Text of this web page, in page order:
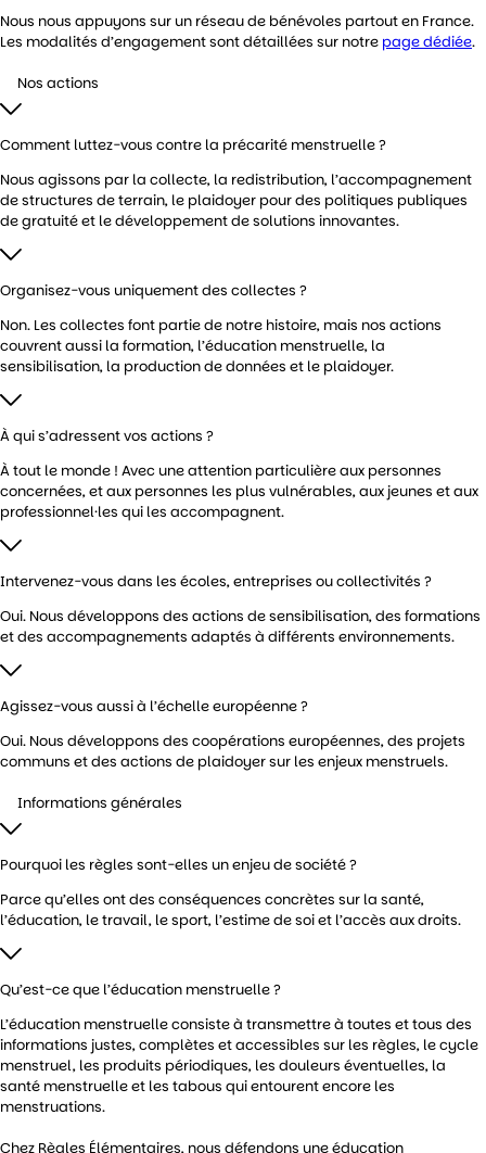
Nous nous appuyons sur un réseau de bénévoles partout en France.
Les modalités d’engagement sont détaillées sur notre page dédiée.
Nos actions
Comment luttez-vous contre la précarité menstruelle ?
Nous agissons par la collecte, la redistribution, l’accompagnement
de structures de terrain, le plaidoyer pour des politiques publiques
de gratuité et le développement de solutions innovantes.
Organisez-vous uniquement des collectes ?
Non. Les collectes font partie de notre histoire, mais nos actions
couvrent aussi la formation, l’éducation menstruelle, la
sensibilisation, la production de données et le plaidoyer.
À qui s’adressent vos actions ?
À tout le monde ! Avec une attention particulière aux personnes
concernées, et aux personnes les plus vulnérables, aux jeunes et aux
professionnel·les qui les accompagnent.
Intervenez-vous dans les écoles, entreprises ou collectivités ?
Oui. Nous développons des actions de sensibilisation, des formations
et des accompagnements adaptés à différents environnements.
Agissez-vous aussi à l’échelle européenne ?
Oui. Nous développons des coopérations européennes, des projets
communs et des actions de plaidoyer sur les enjeux menstruels.
Informations générales
Pourquoi les règles sont-elles un enjeu de société ?
Parce qu’elles ont des conséquences concrètes sur la santé,
l’éducation, le travail, le sport, l’estime de soi et l’accès aux droits.
Qu’est-ce que l’éducation menstruelle ?
L’éducation menstruelle consiste à transmettre à toutes et tous des
informations justes, complètes et accessibles sur les règles, le cycle
menstruel, les produits périodiques, les douleurs éventuelles, la
santé menstruelle et les tabous qui entourent encore les
menstruations.
Chez Règles Élémentaires, nous défendons une éducation